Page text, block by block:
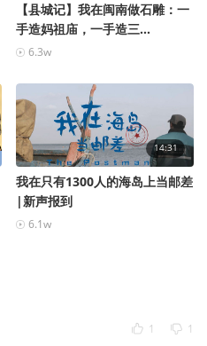
【县城记】我在闽南做石雕：一
手造妈祖庙，一手造三...
6.3w
14:31
我在只有1300人的海岛上当邮差
|新声报到
6.1w
1
1